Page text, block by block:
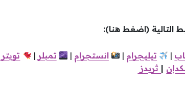
التالية (اضغط هنا):
| تيليجرام | انستجرام | تمبلر |
| ثريدز